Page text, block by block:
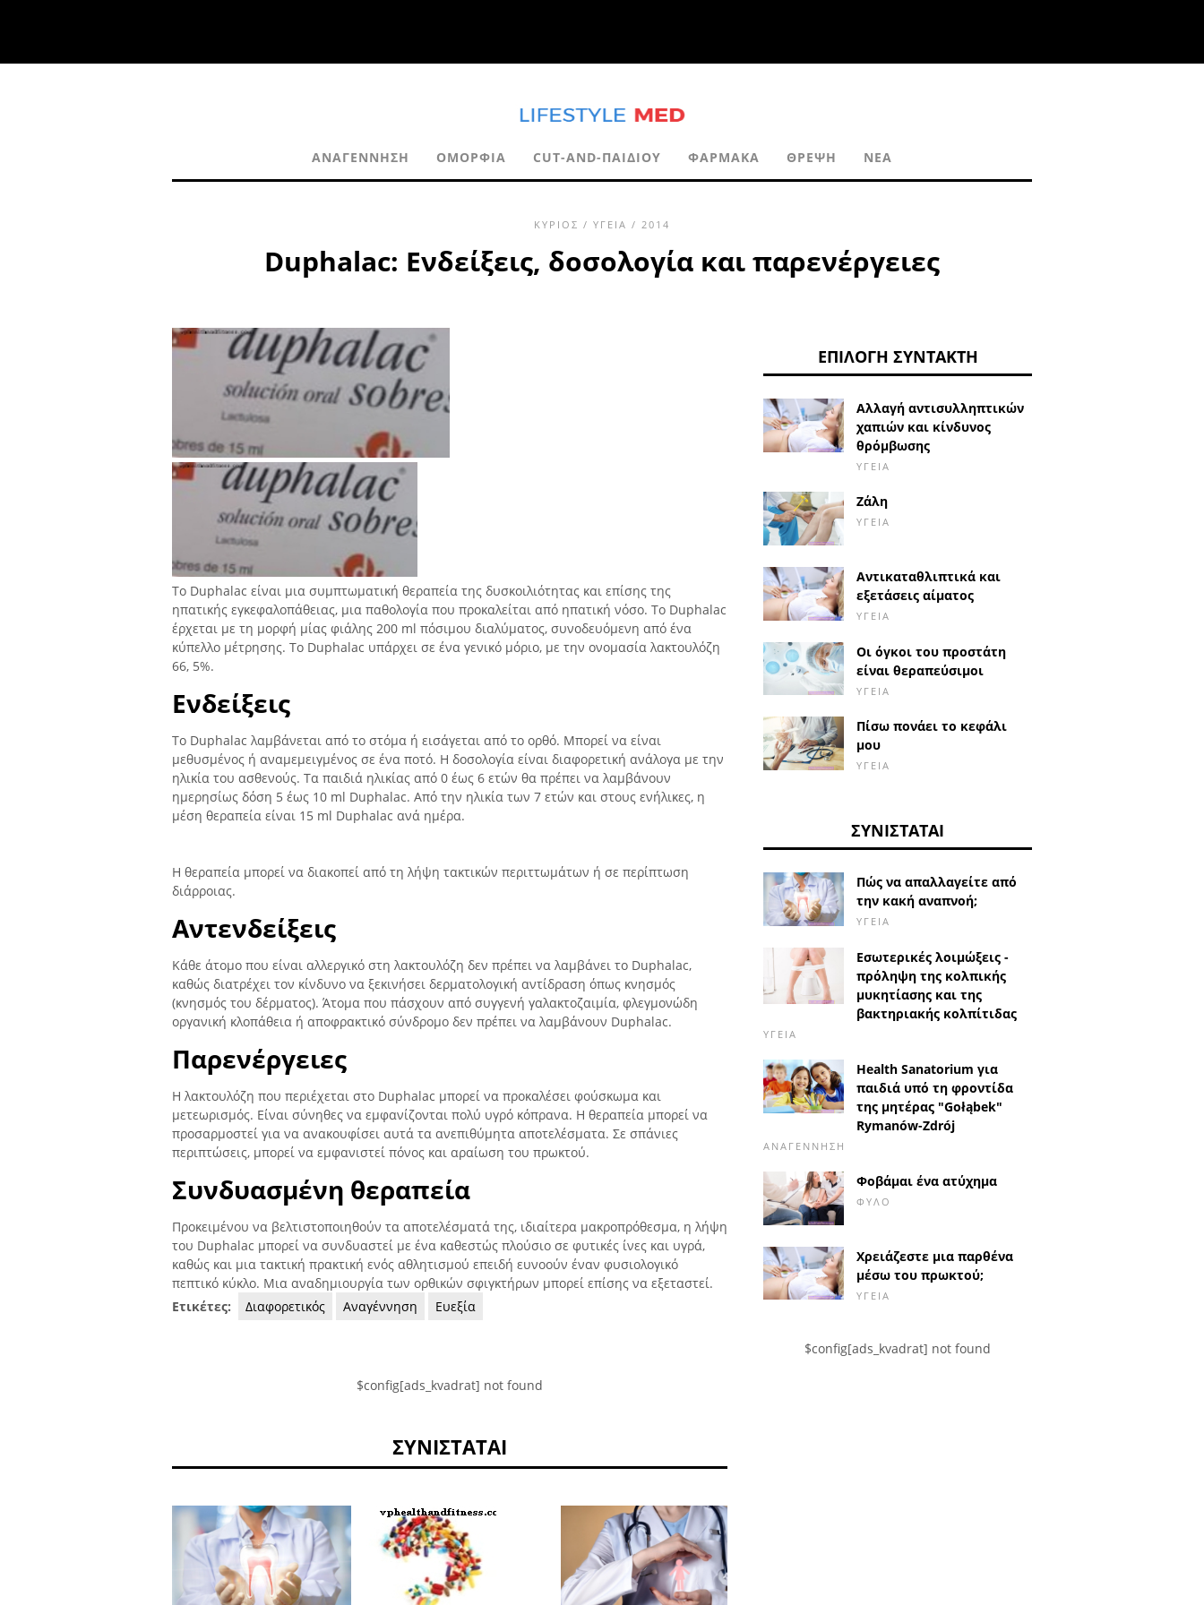
ΑΝΑΓΈΝΝΗΣΗ ΟΜΟΡΦΙΆ CUT-AND-ΠΑΙΔΙΟΎ ΦΆΡΜΑΚΑ ΘΡΈΨΗ ΝΈΑ
ΚΎΡΙΟΣ / ΥΓΕΊΑ / 2014
Duphalac: Ενδείξεις, δοσολογία και παρενέργειες
Το Duphalac είναι μια συμπτωματική θεραπεία της δυσκοιλιότητας και επίσης της
ηπατικής εγκεφαλοπάθειας, μια παθολογία που προκαλείται από ηπατική νόσο. Το Duphalac
έρχεται με τη μορφή μίας φιάλης 200 ml πόσιμου διαλύματος, συνοδευόμενη από ένα
κύπελλο μέτρησης. Το Duphalac υπάρχει σε ένα γενικό μόριο, με την ονομασία λακτουλόζη
66, 5%.
Ενδείξεις
Το Duphalac λαμβάνεται από το στόμα ή εισάγεται από το ορθό. Μπορεί να είναι
μεθυσμένος ή αναμεμειγμένος σε ένα ποτό. Η δοσολογία είναι διαφορετική ανάλογα με την
ηλικία του ασθενούς. Τα παιδιά ηλικίας από 0 έως 6 ετών θα πρέπει να λαμβάνουν
ημερησίως δόση 5 έως 10 ml Duphalac. Από την ηλικία των 7 ετών και στους ενήλικες, η
μέση θεραπεία είναι 15 ml Duphalac ανά ημέρα.
Η θεραπεία μπορεί να διακοπεί από τη λήψη τακτικών περιττωμάτων ή σε περίπτωση
διάρροιας.
Αντενδείξεις
Κάθε άτομο που είναι αλλεργικό στη λακτουλόζη δεν πρέπει να λαμβάνει το Duphalac,
καθώς διατρέχει τον κίνδυνο να ξεκινήσει δερματολογική αντίδραση όπως κνησμός
(κνησμός του δέρματος). Άτομα που πάσχουν από συγγενή γαλακτοζαιμία, φλεγμονώδη
οργανική κλοπάθεια ή αποφρακτικό σύνδρομο δεν πρέπει να λαμβάνουν Duphalac.
Παρενέργειες
Η λακτουλόζη που περιέχεται στο Duphalac μπορεί να προκαλέσει φούσκωμα και
μετεωρισμός. Είναι σύνηθες να εμφανίζονται πολύ υγρό κόπρανα. Η θεραπεία μπορεί να
προσαρμοστεί για να ανακουφίσει αυτά τα ανεπιθύμητα αποτελέσματα. Σε σπάνιες
περιπτώσεις, μπορεί να εμφανιστεί πόνος και αραίωση του πρωκτού.
Συνδυασμένη θεραπεία
Προκειμένου να βελτιστοποιηθούν τα αποτελέσματά της, ιδιαίτερα μακροπρόθεσμα, η λήψη
του Duphalac μπορεί να συνδυαστεί με ένα καθεστώς πλούσιο σε φυτικές ίνες και υγρά,
καθώς και μια τακτική πρακτική ενός αθλητισμού επειδή ευνοούν έναν φυσιολογικό
πεπτικό κύκλο. Μια αναδημιουργία των ορθικών σφιγκτήρων μπορεί επίσης να εξεταστεί.
Ετικέτες:
Διαφορετικός Αναγέννηση Ευεξία
$config[ads_kvadrat] not found
ΣΥΝΙΣΤΆΤΑΙ
ΕΠΙΛΟΓΉ ΣΥΝΤΆΚΤΗ
Αλλαγή αντισυλληπτικών
χαπιών και κίνδυνος
θρόμβωσης
ΥΓΕΊΑ
Ζάλη
ΥΓΕΊΑ
Αντικαταθλιπτικά και
εξετάσεις αίματος
ΥΓΕΊΑ
Οι όγκοι του προστάτη
είναι θεραπεύσιμοι
ΥΓΕΊΑ
Πίσω πονάει το κεφάλι
μου
ΥΓΕΊΑ
ΣΥΝΙΣΤΆΤΑΙ
Πώς να απαλλαγείτε από
την κακή αναπνοή;
ΥΓΕΊΑ
Εσωτερικές λοιμώξεις -
πρόληψη της κολπικής
μυκητίασης και της
βακτηριακής κολπίτιδας
ΥΓΕΊΑ
Health Sanatorium για
παιδιά υπό τη φροντίδα
της μητέρας "Gołąbek"
Rymanów-Zdrój
ΑΝΑΓΈΝΝΗΣΗ
Φοβάμαι ένα ατύχημα
ΦΎΛΟ
Χρειάζεστε μια παρθένα
μέσω του πρωκτού;
ΥΓΕΊΑ
$config[ads_kvadrat] not found